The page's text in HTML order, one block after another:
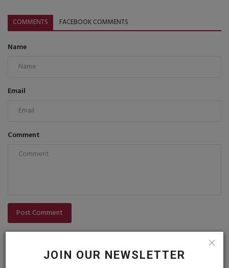
JOIN OUR NEWSLETTER
COMMENTS FACEBOOK COMMENTS
Name
Email
Comment
Post Comment